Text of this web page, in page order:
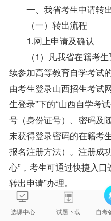
一、我省考生申请转
（一）转出流程
1.网上申请及确认
（1）凡我省在籍考
续参加高等教育自学考试
由考生登录山西招生考试
生登录”下的“山西自学考
号（身份证号）、密码及
未获得登录密码的在籍考
报名注册方法）。注册成
心”，考生可通过快捷入口
转出申请”办理。
（2）考生按照系统
信息并上传省际转出所需
选课中心 试题下载 自考